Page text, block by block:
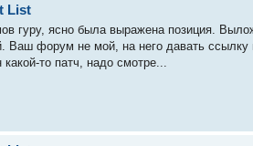
List
гуру, ясно была выражена позиция.
Ваш форум не мой, на него давать
то патч, надо смотре...